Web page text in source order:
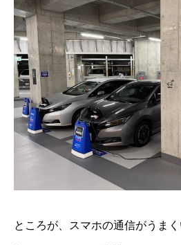
ところが、スマホの通信がうま